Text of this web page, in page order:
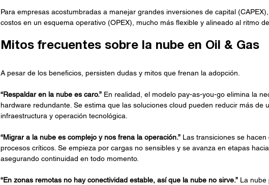
Para empresas acostumbradas a manejar grandes inversiones de capital
costos en un esquema operativo (OPEX), mucho más flexible y alineado al ritmo
Mitos frecuentes sobre la nube en Oil & Gas
A pesar de los beneficios, persisten dudas y mitos que frenan la adopción.
“Respaldar en la nube es caro.” En realidad, el modelo pay-as-you-go elimina la
hardware redundante. Se estima que las soluciones cloud pueden reducir más de
infraestructura y operación tecnológica.
“Migrar a la nube es complejo y nos frena la operación.” Las transiciones se
procesos críticos. Se empieza por cargas no sensibles y se avanza en etapas
asegurando continuidad en todo momento.
“En zonas remotas no hay conectividad estable, así que la nube no sirve.” La nube